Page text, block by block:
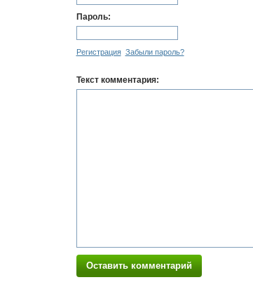
Пароль:
Регистрация Забыли пароль?
Текст комментария:
Оставить комментарий